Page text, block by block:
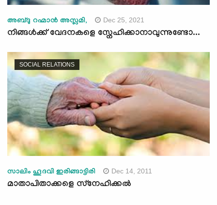
അബ്ദു റഹ്മാന്‍ അസ്ലമി, Dec 25, 2021
നിങ്ങള്‍ക്ക് വേദനകളെ സ്നേഹിക്കാനാവുന്നുണ്ടോ...
SOCIAL RELATIONS
സാലിം ഹൂദവി ഇരിങ്ങാട്ടിരി Dec 14, 2011
മാതാപിതാക്കളെ സ്‌നേഹിക്കല്‍